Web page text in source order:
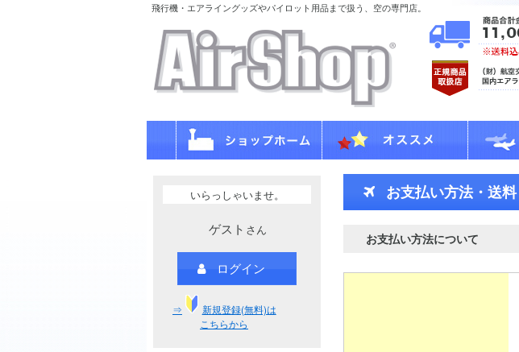
飛行機・エアライングッズやパイロット用品まで扱う、空の専門店。
いらっしゃいませ。
ゲスト さん
ログイン
⇒
新規登録(無料)は
こちらから
お支払い方法・送料
お支払い方法について